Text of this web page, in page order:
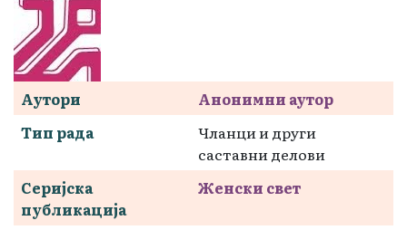
Аутори
Анонимни аутор
Тип рада
Чланци и други
саставни делови
Серијска
публикација
Женски свет